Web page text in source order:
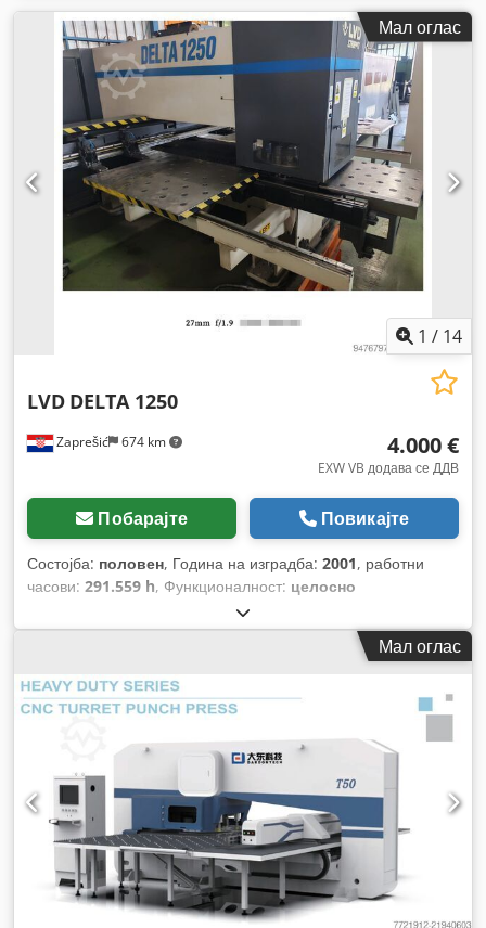
Мал оглас
1 / 14
Zaprešić 674 km
LVD DELTA 1250
4.000 €
EXW VB додава се ДДВ
Побарајте Повикајте
Состојба: половен, Година на изградба: 2001, работни
часови: 291.559 h, Функционалност: целосно
, број на машина/возило:
пробивање:20 t, вкупна висина:2.350 мм, вкупна ширина:
, макс. дебелина на
лим:6 мм, максимална дебелина на челичен лим:
макс. дебелина на алуминиев лист:10 мм
, тип на влезен
максимална тежина на работното парче:90 кг, вкупна
тежина:
, ширина на масата:
на масата:
3.000 мм, влезна фреквенција:50 Hz
, должина
на напојување оска X:1.250 мм
, должина на напредување
на оската Y:3.000 мм, влезен напон:400 V, Опрема:
безбедносна светлосна завеса,
Мал оглас